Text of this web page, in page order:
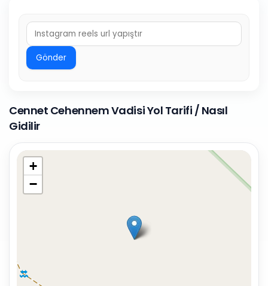
Gönder
Cennet Cehennem Vadisi Yol Tarifi / Nasıl
Gidilir
+
−